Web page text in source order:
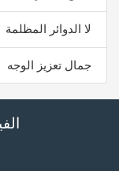
لا الدوائر المظلمة
جمال تعزيز الوجه